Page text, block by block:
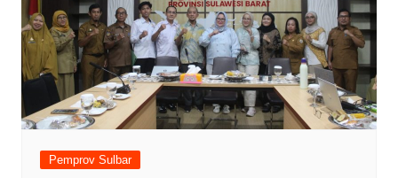
Pemprov Sulbar